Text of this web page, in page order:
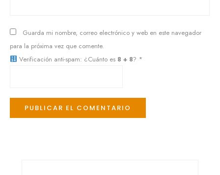
Guarda mi nombre, correo electrónico y web en este navegador
para la próxima vez que comente.
Verificación anti-spam: ¿Cuánto es 8 + 8? *